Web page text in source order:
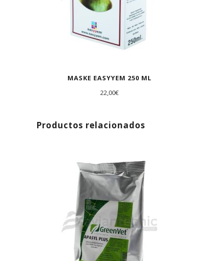
MASKE EASYYEM 250 ML
22,00€
Productos relacionados